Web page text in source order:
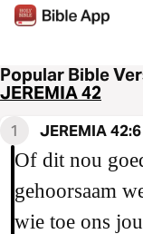
Popular Bible
JEREMIA 42
1 JEREMIA 42:6
Of dit nou
gehoorsaam
wie toe ons